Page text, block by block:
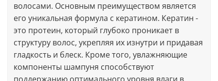
волосами. Основным преимуществом является
его уникальная формула с кератином. Кератин -
это протеин, который глубоко проникает в
структуру волос, укрепляя их изнутри и придавая
гладкость и блеск. Кроме того, увлажняющие
компоненты шампуня способствуют